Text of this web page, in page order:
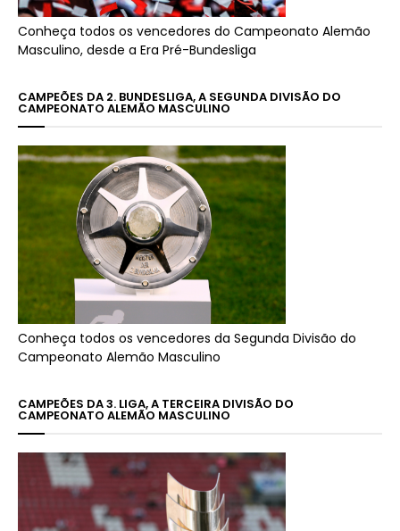
Conheça todos os vencedores do Campeonato Alemão
Masculino, desde a Era Pré-Bundesliga
CAMPEÕES DA 2. BUNDESLIGA, A SEGUNDA DIVISÃO DO
CAMPEONATO ALEMÃO MASCULINO
Conheça todos os vencedores da Segunda Divisão do
Campeonato Alemão Masculino
CAMPEÕES DA 3. LIGA, A TERCEIRA DIVISÃO DO
CAMPEONATO ALEMÃO MASCULINO